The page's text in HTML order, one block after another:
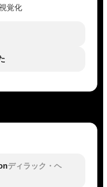
覚化
ディラック・ヘ